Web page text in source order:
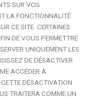
SUR VOS
LA FONCTIONNALITÉ
CE SITE. CERTAINES
DE VOUS PERMETTRE
UNIQUEMENT LES
DE DÉSACTIVER
ACCÉDER À
DÉSACTIVATION
TRAITERA COMME UN